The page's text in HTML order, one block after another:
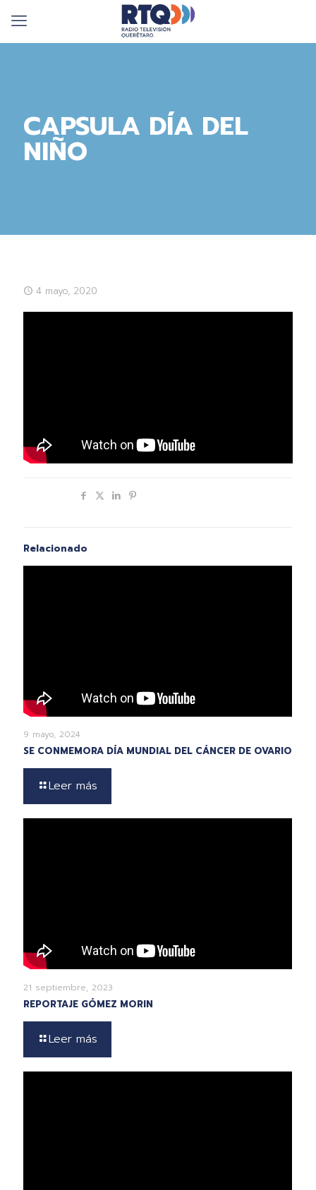
CAPSULA DÍA DEL
NIÑO
4 mayo, 2020
Relacionado
9 mayo, 2024
SE CONMEMORA DÍA MUNDIAL DEL CÁNCER DE OVARIO
Leer más
21 septiembre, 2023
REPORTAJE GÓMEZ MORIN
Leer más